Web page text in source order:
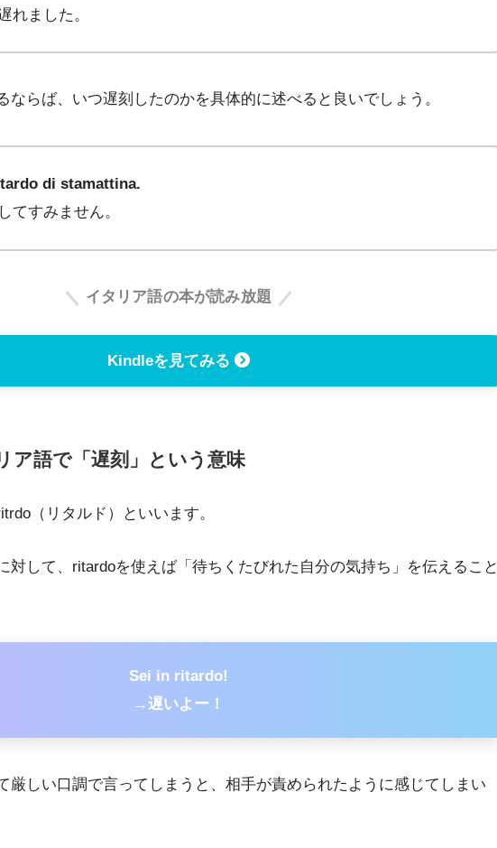
れました。
ならば、いつ遅刻したのかを具体的に述べると良いでしょう。
di stamattina.
てすみません。
イタリア語の本が読み放題
Kindleを見てみる
ア語で「遅刻」という意味
（リタルド）といいます。
対して、ritardoを使えば「待ちくたびれた自分の気持ち」を伝えること
Sei in ritardo!
→遅いよー！
厳しい口調で言ってしまうと、相手が責められたように感じてしまい